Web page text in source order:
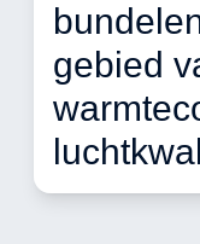
gebied